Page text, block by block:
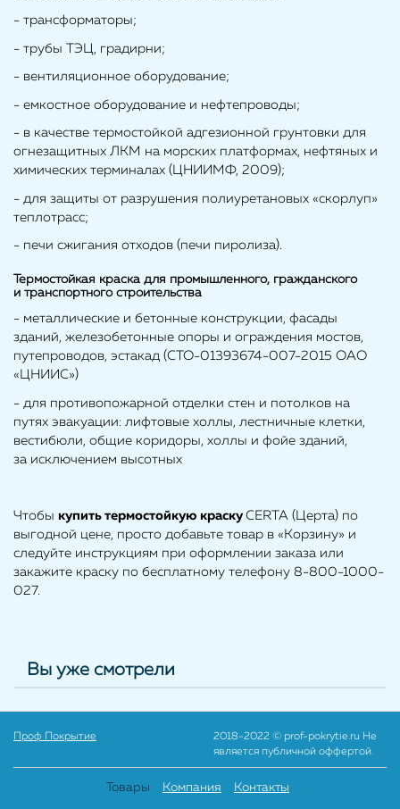
- трансформаторы;
- трубы ТЭЦ, градирни;
- вентиляционное оборудование;
- емкостное оборудование и нефтепроводы;
- в качестве термостойкой адгезионной грунтовки для
огнезащитных ЛКМ на морских платформах, нефтяных и
химических терминалах (ЦНИИМФ, 2009);
- для защиты от разрушения полиуретановых «скорлуп»
теплотрасс;
- печи сжигания отходов (печи пиролиза).
Термостойкая краска для промышленного, гражданского
и транспортного строительства
- металлические и бетонные конструкции, фасады
зданий, железобетонные опоры и ограждения мостов,
путепроводов, эстакад (СТО-01393674-007-2015 ОАО
«ЦНИИС»)
- для противопожарной отделки стен и потолков на
путях эвакуации: лифтовые холлы, лестничные клетки,
вестибюли, общие коридоры, холлы и фойе зданий,
за исключением высотных
Чтобы купить термостойкую краску CERTA (Церта) по
выгодной цене, просто добавьте товар в «Корзину» и
следуйте инструкциям при оформлении заказа или
закажите краску по бесплатному телефону 8-800-1000-
027.
Вы уже смотрели
Проф Покрытие
2018-2022 © prof-pokrytie.ru Не
является публичной оффертой.
Товары Компания Контакты